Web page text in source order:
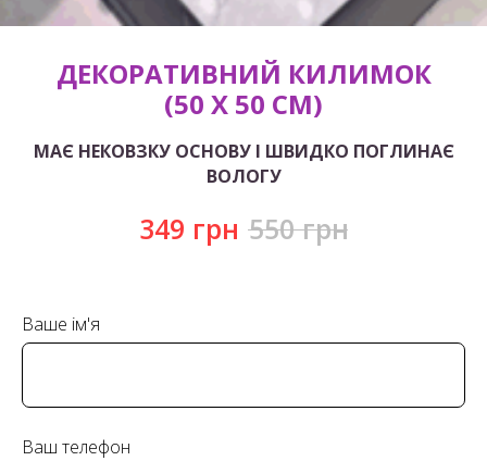
ДЕКОРАТИВНИЙ КИЛИМОК
(50 Х 50 СМ)
МАЄ НЕКОВЗКУ ОСНОВУ І ШВИДКО ПОГЛИНАЄ
ВОЛОГУ
349 грн 550 грн
Ваше ім'я
Ваш телефон